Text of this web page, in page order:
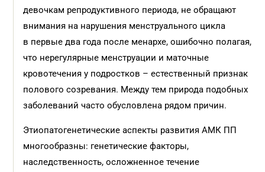
девочкам репродуктивного периода, не обращают
внимания на нарушения менструального цикла
в первые два года после менархе, ошибочно полагая,
что нерегулярные менструации и маточные
кровотечения у подростков – естественный признак
полового созревания. Между тем природа подобных
заболеваний часто обусловлена рядом причин.
Этиопатогенетические аспекты развития АМК ПП
многообразны: генетические факторы,
наследственность, осложненное течение